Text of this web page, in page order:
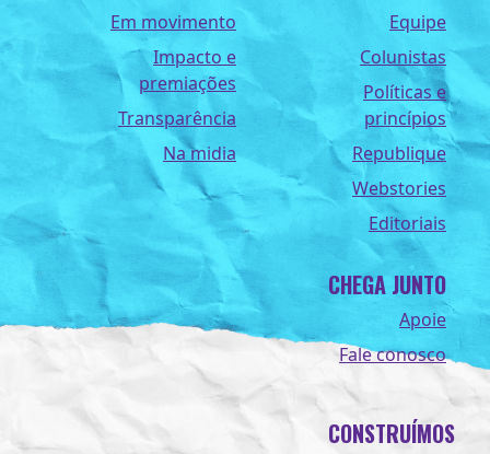
Em movimento
Impacto e
premiações
Transparência
Na midia
Equipe
Colunistas
Políticas e
princípios
Republique
Webstories
Editoriais
CHEGA JUNTO
Apoie
Fale conosco
CONSTRUÍMOS